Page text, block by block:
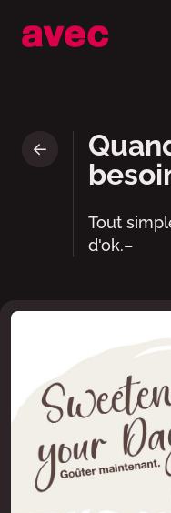
Tout
d'ok.–